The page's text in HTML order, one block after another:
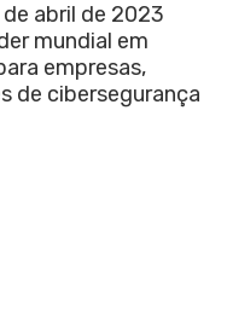
de abril de 2023
mundial em
empresas,
de cibersegurança